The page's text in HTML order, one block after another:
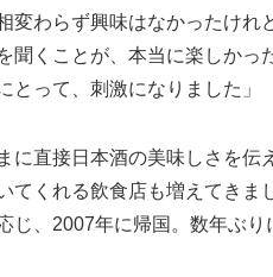
変わらず興味はなかったけれ
聞くことが、本当に楽しかっ
って、刺激になりました」
に直接日本酒の美味しさを伝
てくれる飲食店も増えてきま
じ、2007年に帰国。数年ぶり